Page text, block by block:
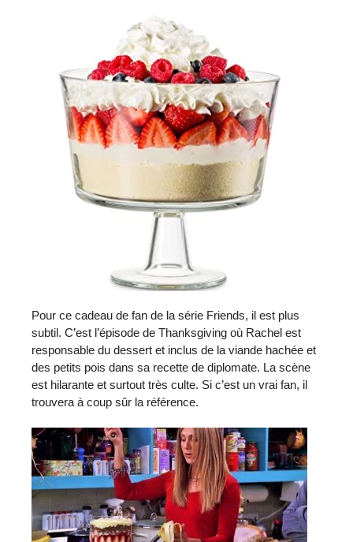
Pour ce cadeau de fan de la série Friends, il est plus
subtil. C’est l’épisode de Thanksgiving où Rachel est
responsable du dessert et inclus de la viande hachée et
des petits pois dans sa recette de diplomate. La scène
est hilarante et surtout très culte. Si c’est un vrai fan, il
trouvera à coup sûr la référence.